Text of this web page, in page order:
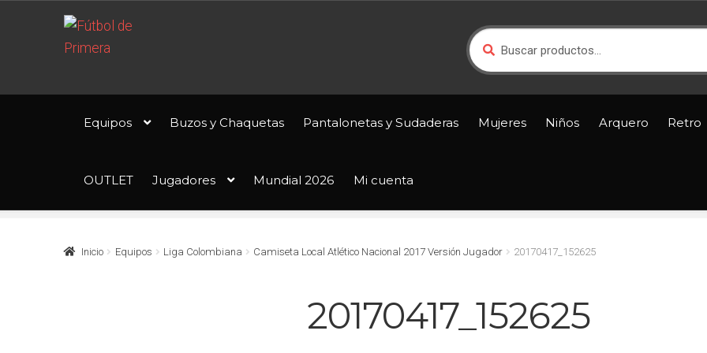
a
la
al
contenido
Buscar
por:
Buscar
Equipos Buzos y Chaquetas Pantalonetas y Sudaderas Mujeres Niños Arquero Retro
OUTLET Jugadores Mundial 2026 Mi cuenta
Inicio Equipos Liga Colombiana Camiseta Local Atlético Nacional 2017 Versión Jugador 20170417_152625
20170417_152625